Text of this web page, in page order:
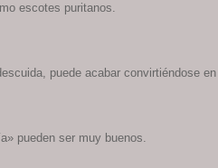
escotes puritanos.
puede acabar convirtiéndose
pueden ser muy buenos.